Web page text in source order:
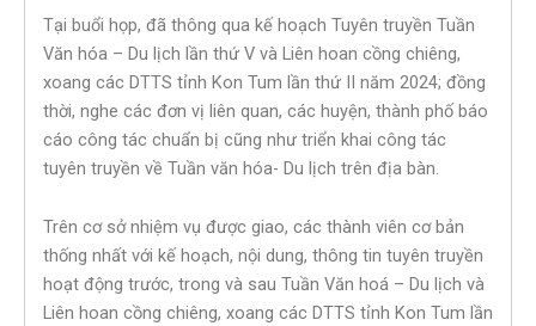
Tại buổi họp, đã thông qua kế hoạch Tuyên truyền Tuần
Văn hóa – Du lịch lần thứ V và Liên hoan cồng chiêng,
xoang các DTTS tỉnh Kon Tum lần thứ II năm 2024; đồng
thời, nghe các đơn vị liên quan, các huyện, thành phố báo
cáo công tác chuẩn bị cũng như triển khai công tác
tuyên truyền về Tuần văn hóa- Du lịch trên địa bàn.
Trên cơ sở nhiệm vụ được giao, các thành viên cơ bản
thống nhất với kế hoạch, nội dung, thông tin tuyên truyền
hoạt động trước, trong và sau Tuần Văn hoá – Du lịch và
Liên hoan cồng chiêng, xoang các DTTS tỉnh Kon Tum lần